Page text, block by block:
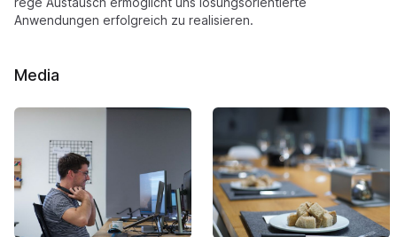
Anwendungen erfolgreich zu realisieren.
Media